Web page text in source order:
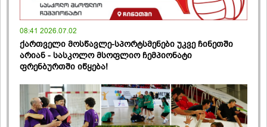
08:41 2026.07.02
ქართველი მოსწავლე-სპორტსმენები უკვე ჩინეთში
არიან - სასკოლო მსოფლიო ჩემპიონატი
ფრენბურთში იწყება!